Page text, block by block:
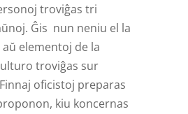
troviĝas tri
Ĝis nun neniu el la
elementoj de la
troviĝas sur
oficistoj preparas
kiu koncernas